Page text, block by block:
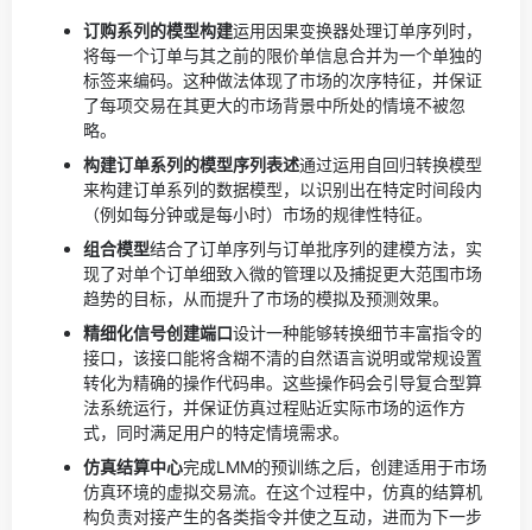
订购系列的模型构建运用因果变换器处理订单序列时，
将每一个订单与其之前的限价单信息合并为一个单独的
标签来编码。这种做法体现了市场的次序特征，并保证
了每项交易在其更大的市场背景中所处的情境不被忽
略。
构建订单系列的模型序列表述通过运用自回归转换模型
来构建订单系列的数据模型，以识别出在特定时间段内
（例如每分钟或是每小时）市场的规律性特征。
组合模型结合了订单序列与订单批序列的建模方法，实
现了对单个订单细致入微的管理以及捕捉更大范围市场
趋势的目标，从而提升了市场的模拟及预测效果。
精细化信号创建端口设计一种能够转换细节丰富指令的
接口，该接口能将含糊不清的自然语言说明或常规设置
转化为精确的操作代码串。这些操作码会引导复合型算
法系统运行，并保证仿真过程贴近实际市场的运作方
式，同时满足用户的特定情境需求。
仿真结算中心完成LMM的预训练之后，创建适用于市场
仿真环境的虚拟交易流。在这个过程中，仿真的结算机
构负责对接产生的各类指令并使之互动，进而为下一步